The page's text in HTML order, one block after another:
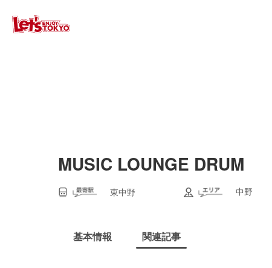
MUSIC LOUNGE DRUM
東中野 中野
基本情報 関連記事